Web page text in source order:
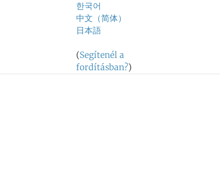
한국어
中文（简体）
日本語
(Segítenél a
fordításban?)